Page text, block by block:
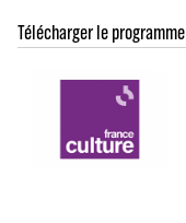
Télécharger le programme